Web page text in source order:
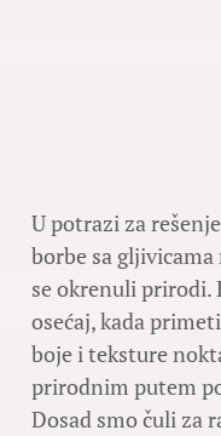
U potrazi za
borbe sa
se okrenuli prirodi.
osećaj, kada
boje i teksture
prirodnim putem
Dosad smo čuli za